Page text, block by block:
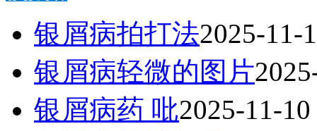
银屑病拍打法2025-11-
银屑病轻微的图片
银屑病药 吡2025-11-10